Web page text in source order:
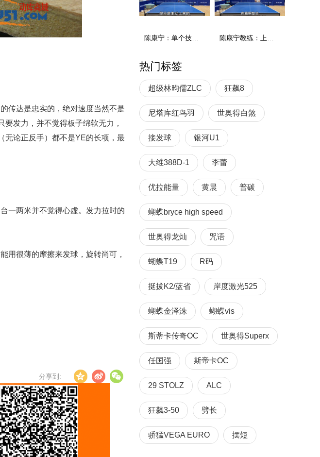
传达是忠实的，绝对速度当然不是
发力，并不觉得板子绵软无力，
无论正反手）都不是YE的长项，最
一两米并不觉得心虚。发力拉时的
用很薄的摩擦来发球，旋转尚可，
分享到:
热门标签
超级林昀儒ZLC 狂飙8
尼塔库红鸟羽 世奥得白煞
接发球 银河U1
大维388D-1 李蕾
优拉能量 黄晨 普碳
蝴蝶bryce high speed
世奥得龙灿 咒语
蝴蝶T19 R码
挺拔K2/蓝省 岸度激光525
蝴蝶金泽洙 蝴蝶vis
斯蒂卡传奇OC 世奥得Superx
任国强 斯帝卡OC
29 STOLZ ALC
狂飙3-50 劈长
骄猛VEGA EURO 摆短